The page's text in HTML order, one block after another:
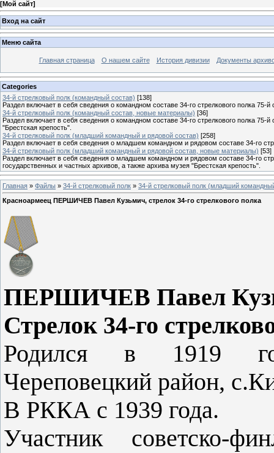
[Мой сайт]
Вход на сайт
Меню сайта
Главная страница О нашем сайте История дивизии Документы
Categories
34-й стрелковый полк (командный состав) [138]
Раздел включает в себя сведения о командном составе 34-го стрелкового полка 75-й
34-й стрелковый полк (командный состав, новые материалы) [36]
Раздел включает в себя сведения о командном составе 34-го стрелкового полка
"Брестская крепость".
34-й стрелковый полк (младший командный и рядовой состав) [258]
Раздел включает в себя сведения о младшем командном и рядовом составе 34-го
34-й стрелковый полк (младший командный и рядовой состав, новые материалы) [53]
Раздел включает в себя сведения о младшем командном и рядовом составе 34-го
государственных и частных архивов, а также архива музея "Брестская крепость".
Главная » Файлы » 34-й стрелковый полк » 34-й стрелковый полк (младший
Красноармеец ПЕРШИЧЕВ Павел Кузьмич, стрелок 34-го стрелкового полка
ПЕРШИЧЕВ Павел
Стрелок 34-го
Родился в 1919
Череповецкий район,
В РККА с 1939 года.
Участник советско-